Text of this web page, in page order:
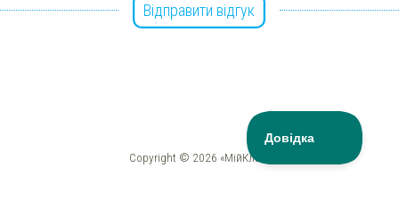
Відправити відгук
Copyright © 2026 «МійКлас»